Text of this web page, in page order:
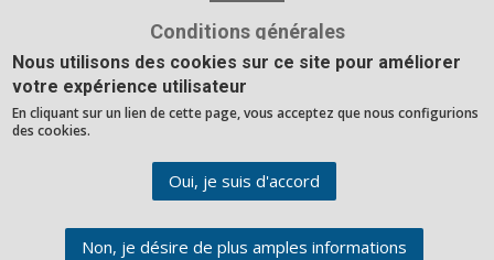
Conditions générales
Avertissement
Actualités
Outils de calcul
Website built with therocket site platform
Nous utilisons des cookies sur ce site pour améliorer
votre expérience utilisateur
En cliquant sur un lien de cette page, vous acceptez que nous configurions
des cookies.
Oui, je suis d'accord
Non, je désire de plus amples informations